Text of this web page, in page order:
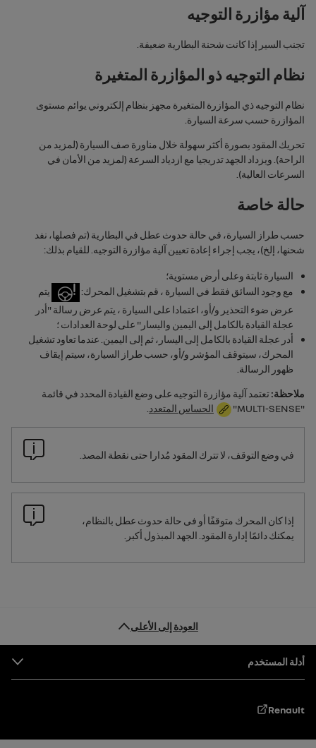
آلية مؤازرة التوجيه
تجنب السير إذا كانت شحنة البطارية ضعيفة.
نظام التوجيه ذو المؤازرة المتغيرة
نظام التوجيه ذي المؤازرة المتغيرة مجهز بنظام إلكتروني يوائم مستوى
المؤازرة حسب سرعة السيارة.
تحريك المقود بصورة أكثر سهولة خلال مناورة صف السيارة (لمزيد من
الراحة). ويزداد الجهد تدريجيا مع ازدياد السرعة (لمزيد من الأمان في
السرعات العالية).
حالة خاصة
حسب طراز السيارة‬، ‏‫في حالة حدوث عطل في البطارية (تم فصلها، نفد
شحنها، إلخ)، يجب إجراء إعادة تعيين آلية مؤازرة التوجيه.‬‬ للقيام بذلك:
السيارة ثابتة وعلى أرض مستوية؛
مع وجود السائق فقط في السيارة ، قم بتشغيل المحرك:
يتم
عرض ضوء التحذير و/أو، اعتمادا على السيارة ، يتم عرض رسالة "أدر
عجلة القيادة بالكامل إلى اليمين واليسار " على لوحة العدادات ؛
‏‫أدر عجلة القيادة بالكامل إلى اليسار، ثم إلى اليمين.‬ عندما تعاود تشغيل
المحرك، سيتوقف المؤشر و/أو، حسب طراز السيارة،‬ سيتم إيقاف
ظهور الرسالة.‬
ملاحظة:تعتمد آلية مؤازرة التوجيه على وضع القيادة المحدد في قائمة
"
MULTI-SENSE
" الحساس المتعدد
في وضع التوقف، لا تترك المقود مُدارا حتى نقطة المصد.
إذا كان المحرك متوقفًا أو فى حالة حدوث عطل بالنظام،
يمكنك دائمًا إدارة المقود. الجهد المبذول أكبر.
العودة إلى الأعلى
التذييل
أدلة المستخدم
Renault